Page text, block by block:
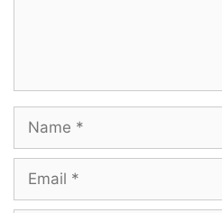
Paadhayella nee nadakka
Paathu nada pakkuvama
Name
Email